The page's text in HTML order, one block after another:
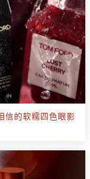
信的软糯四色眼影